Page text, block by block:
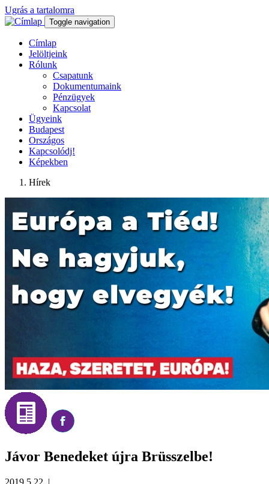
Ugrás a tartalomra
Toggle navigation
Címlap
Jelöltjeink
Rólunk
Csapatunk
Dokumentumaink
Pénzügyek
Kapcsolat
Ügyeink
Budapest
Országos
Kapcsolódj!
Képekben
Hírek
Jávor Benedeket újra Brüsszelbe!
2019.5.22. |